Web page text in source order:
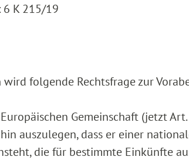
6 K 215/19
folgende Rechtsfrage zur
Gemeinschaft (jetzt
auszulegen, dass er einer
die für bestimmte Einkünfte